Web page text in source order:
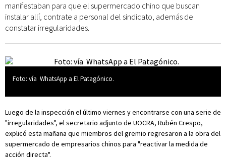
manifestaban para que el supermercado chino que buscan
instalar allí, contrate a personal del sindicato, además de
constatar irregularidades.
Foto: vía WhatsApp a El Patagónico.
Luego de la inspección el último viernes y encontrarse con una serie de
"irregularidades", el secretario adjunto de UOCRA, Rubén Crespo,
explicó esta mañana que miembros del gremio regresaron a la obra del
supermercado de empresarios chinos para "reactivar la medida de
acción directa".